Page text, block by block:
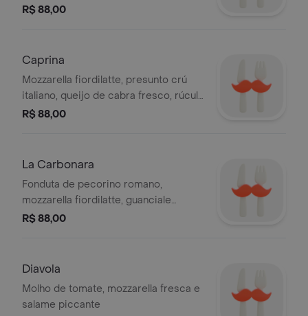
cozido e azeitona preta
R$ 88,00
Caprina
Mozzarella fiordilatte, presunto crú
italiano, queijo de cabra fresco, rúcula
selvagem, finalizada com mel de trufa
R$ 88,00
La Carbonara
Fonduta de pecorino romano,
mozzarella fiordilatte, guanciale
italiano, gema de ovo caipira e
R$ 88,00
Diavola
Molho de tomate, mozzarella fresca e
salame piccante